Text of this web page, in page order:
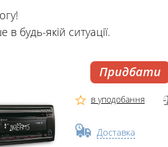
будь-якій ситуації.
Придбати
в уподобання
Доставка